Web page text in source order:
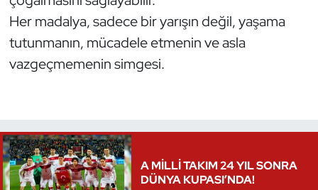
Her madalya, sadece bir yarışın değil, yaşama
tutunmanın, mücadele etmenin ve asla
vazgeçmemenin simgesi.
A MİLLİ TAKIM 24 YIL SONRA
DÜNYA KUPASI’NDA!
Triatlon
Voleybol
Wushu Kungfu
Yelken